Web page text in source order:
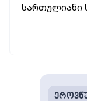
სართულიანი